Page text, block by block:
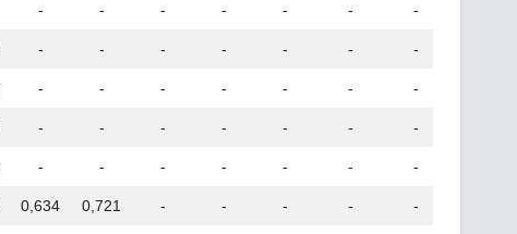
- - - - - - -
- - - - - - -
- - - - - - -
- - - - - - -
- - - - - - -
0,634 0,721 - - - - -